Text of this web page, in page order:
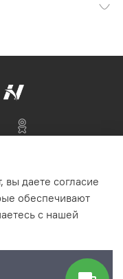
вы даете согласие
обеспечивают
с нашей